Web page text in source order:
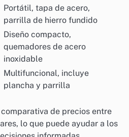
Portátil, tapa de acero,
parrilla de hierro fundido
Diseño compacto,
quemadores de acero
inoxidable
Multifuncional, incluye
plancha y parrilla
de precios entre
lo que puede ayudar a los